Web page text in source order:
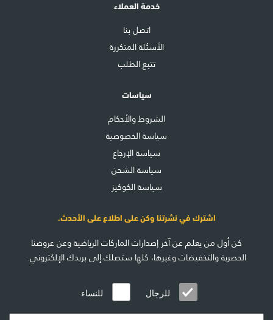
خدمة العملاء
اتصل بنا
الأسئلة المتكررة
تتبع الطلب
سياسات
الشروط والأحكام
سياسة الخصوصية
سياسة الإرجاع
سياسة الشحن
سياسة الكوكيز
اشترك في نشرتنا وكن على اطلاع على الأحدث.
كن أول من يعلم عن آخر إصدارات الماركات الرياضية وعن عروضنا
الحصرية والتخفيضات وغيرها، كلها ستصلك إلى بريدك الإلكتروني.
للرجال للنساء